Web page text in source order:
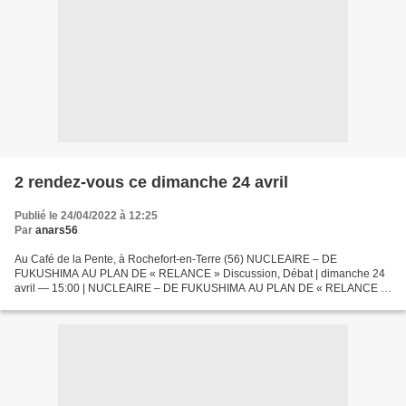
2 rendez-vous ce dimanche 24 avril
Publié le 24/04/2022 à 12:25
Par anars56
Au Café de la Pente, à Rochefort-en-Terre (56) NUCLEAIRE – DE
FUKUSHIMA AU PLAN DE « RELANCE » Discussion, Débat | dimanche 24
avril — 15:00 | NUCLEAIRE – DE FUKUSHIMA AU PLAN DE « RELANCE »,
avec...